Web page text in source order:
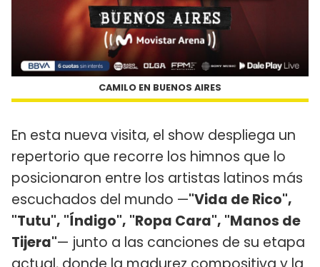
CAMILO EN BUENOS AIRES
En esta nueva visita, el show despliega un
repertorio que recorre los himnos que lo
posicionaron entre los artistas latinos más
escuchados del mundo —"Vida de Rico",
"Tutu", "Índigo", "Ropa Cara", "Manos de
Tijera"— junto a las canciones de su etapa